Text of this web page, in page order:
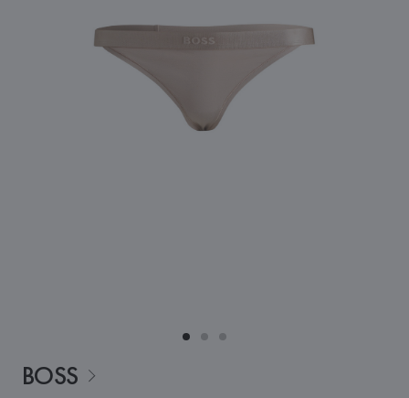
BOSS